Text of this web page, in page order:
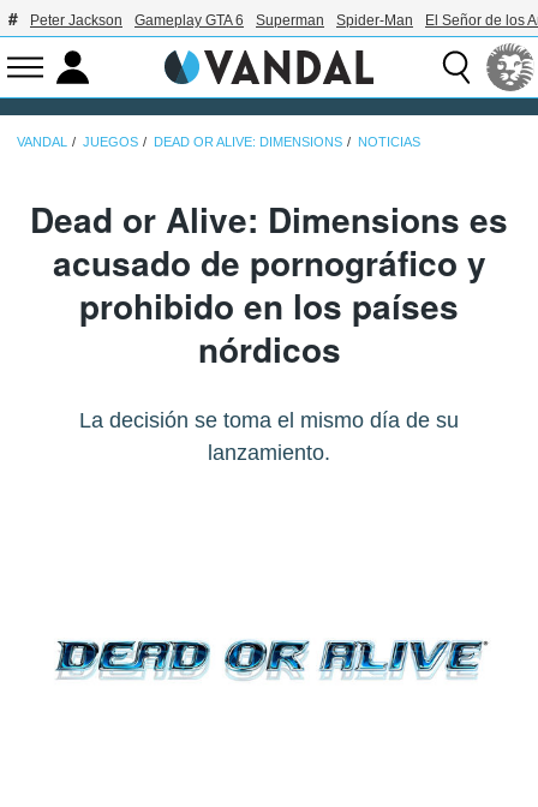
Peter Jackson Gameplay GTA 6 Superman Spider-Man El Señor de los
VANDAL JUEGOS DEAD OR ALIVE: DIMENSIONS NOTICIAS
Dead or Alive: Dimensions es
acusado de pornográfico y
prohibido en los países
nórdicos
La decisión se toma el mismo día de su
lanzamiento.